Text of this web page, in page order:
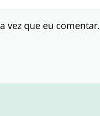
vez que eu comentar.